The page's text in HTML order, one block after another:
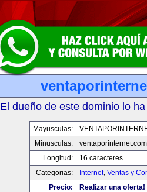
El dueño de este dominio lo
Mayusculas:
Minusculas:
ventaporinternet.com
Longitud:
16 caracteres
Categorias:
Internet, Ventas y
Precio:
Realizar una oferta!